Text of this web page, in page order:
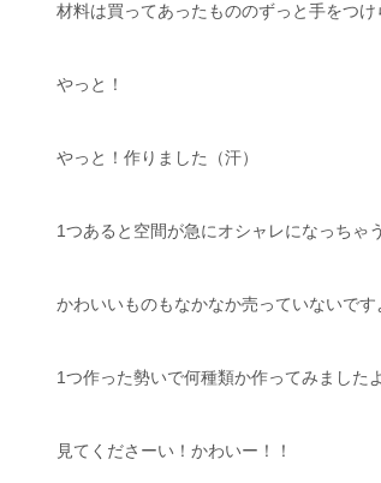
材料は買ってあったもののずっと手をつ
やっと！
やっと！作りました（汗）
1つあると空間が急にオシャレになっちゃ
かわいいものもなかなか売っていないです
1つ作った勢いで何種類か作ってみました
見てくださーい！かわいー！！